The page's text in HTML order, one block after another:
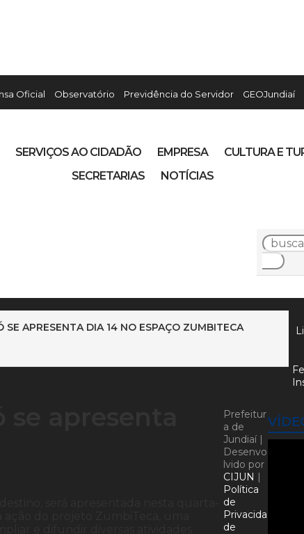
Oficial Observatório Previdência do Servidor GEOJundiaí
SERVIÇOS AO CIDADÃO EMPRESA
CULTURA E
SECRETARIAS
NOTÍCIAS
APRESENTA DIA 14 NO ESPAÇO ZUMBITECA
Prefeitur
a de
Jundiaí |
Desenvo
lvido por
CIJUN |
Política
de
Privacida
de